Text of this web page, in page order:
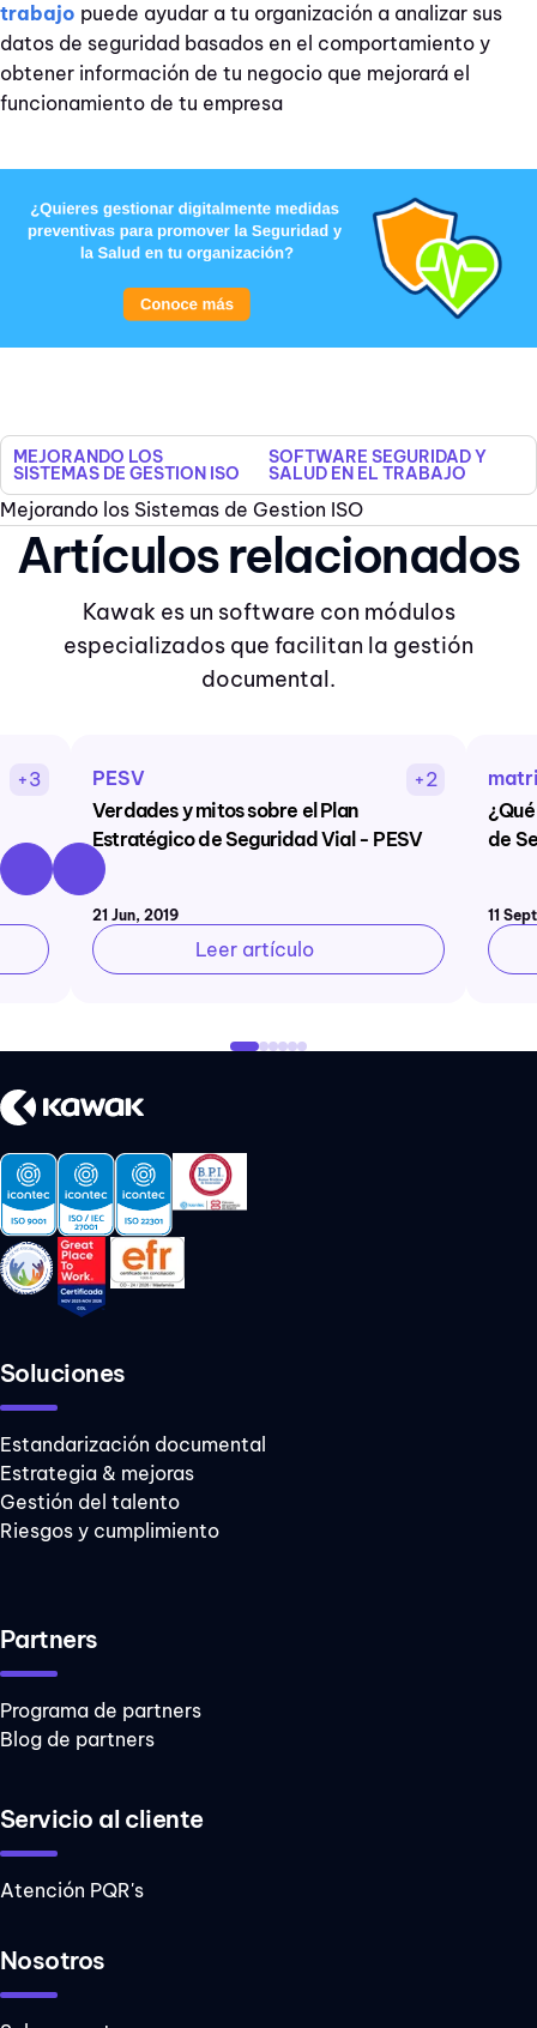
trabajo puede ayudar a tu organización a analizar sus
datos de seguridad basados en el comportamiento y
obtener información de tu negocio que mejorará el
funcionamiento de tu empresa
MEJORANDO LOS
SISTEMAS DE GESTION ISO
SOFTWARE SEGURIDAD Y
SALUD EN EL TRABAJO
Mejorando los Sistemas de Gestion ISO
Artículos relacionados
Kawak es un software con módulos
especializados que facilitan la gestión
documental.
+3 PESV
+2
Verdades y mitos sobre el Plan
Estratégico de Seguridad Vial - PESV
21 Jun, 2019
Leer artículo
de
11
Soluciones
Estandarización documental
Estrategia & mejoras
Gestión del talento
Riesgos y cumplimiento
Partners
Programa de partners
Blog de partners
Servicio al cliente
Atención PQR's
Nosotros